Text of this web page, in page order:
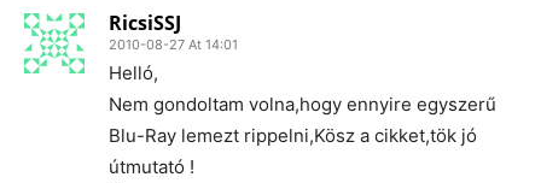
RicsiSSJ
2010-08-27 At 14:01
Helló,
Nem gondoltam volna,hogy ennyire egyszerű
Blu-Ray lemezt rippelni,Kösz a cikket,tök jó
útmutató !